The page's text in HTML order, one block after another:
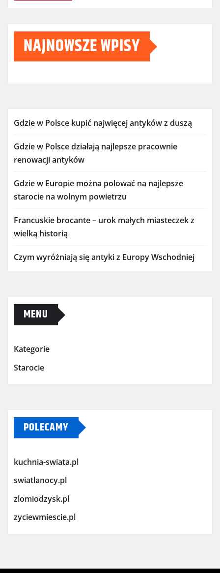
NAJNOWSZE WPISY
Gdzie w Polsce kupić najwięcej antyków z duszą
Gdzie w Polsce działają najlepsze pracownie
renowacji antyków
Gdzie w Europie można polować na najlepsze
starocie na wolnym powietrzu
Francuskie brocante – urok małych miasteczek z
wielką historią
Czym wyróżniają się antyki z Europy Wschodniej
MENU
Kategorie
Starocie
POLECAMY
kuchnia-swiata.pl
swiatlanocy.pl
zlomiodzysk.pl
zyciewmiescie.pl